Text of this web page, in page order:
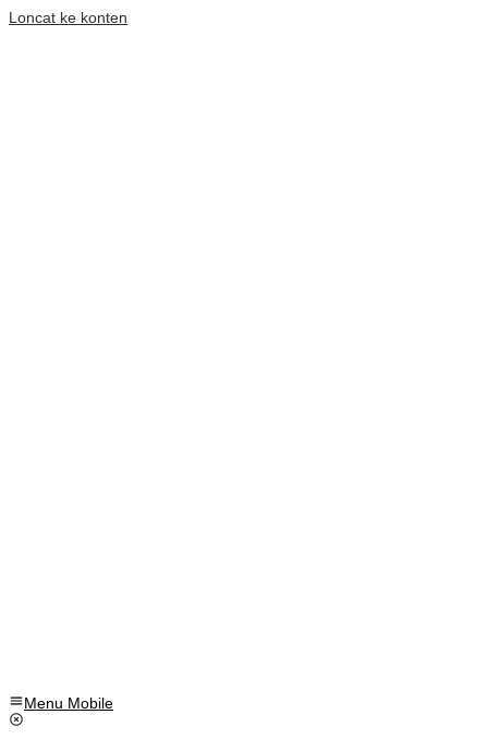
Loncat ke konten
Menu Mobile